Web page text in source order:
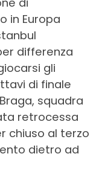
in Europa
differenza
gli
di finale
squadra
retrocessa
chiuso al terzo
dietro ad